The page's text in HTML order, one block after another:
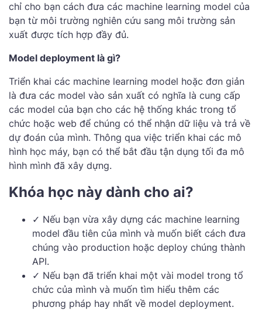
chỉ cho bạn cách đưa các machine learning model của
bạn từ môi trường nghiên cứu sang môi trường sản
xuất được tích hợp đầy đủ.
Model deployment là gì?
Triển khai các machine learning model hoặc đơn giản
là đưa các model vào sản xuất có nghĩa là cung cấp
các model của bạn cho các hệ thống khác trong tổ
chức hoặc web để chúng có thể nhận dữ liệu và trả về
dự đoán của mình. Thông qua việc triển khai các mô
hình học máy, bạn có thể bắt đầu tận dụng tối đa mô
hình mình đã xây dựng.
Khóa học này dành cho ai?
✓ Nếu bạn vừa xây dựng các machine learning
model đầu tiên của mình và muốn biết cách đưa
chúng vào production hoặc deploy chúng thành
API.
✓ Nếu bạn đã triển khai một vài model trong tổ
chức của mình và muốn tìm hiểu thêm các
phương pháp hay nhất về model deployment.